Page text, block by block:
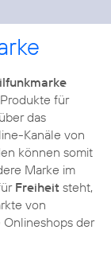
für
das
Kanäle von
können somit
Marke im
Freiheit steht,
von
der